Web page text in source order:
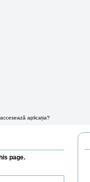
aplicația?
page.